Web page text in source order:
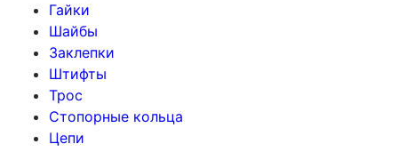
Гайки
Шайбы
Заклепки
Штифты
Трос
Стопорные кольца
Цепи